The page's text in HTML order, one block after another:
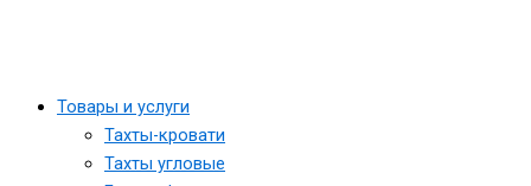
Товары и услуги
Тахты-кровати
Тахты угловые